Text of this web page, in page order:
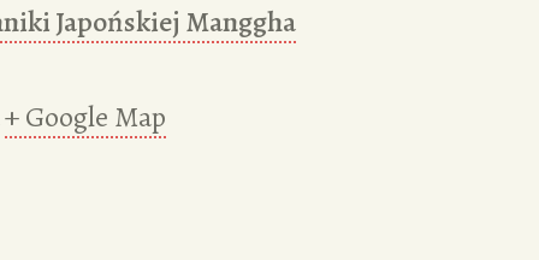
Japońskiej Manggha
+ Google Map